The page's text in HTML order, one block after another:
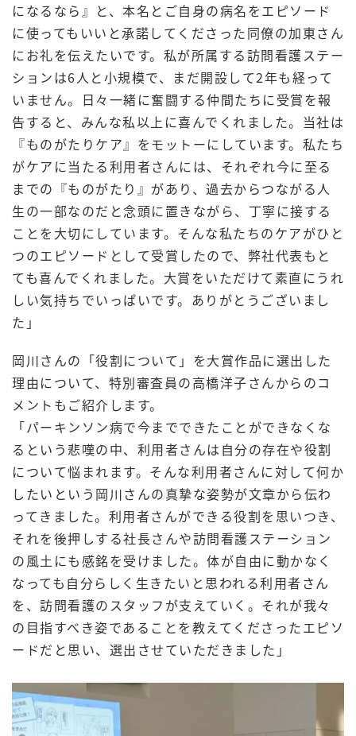
になるなら』と、本名とご自身の病名をエピソード
に使ってもいいと承諾してくださった同僚の加東さん
にお礼を伝えたいです。私が所属する訪問看護ステー
ションは6人と小規模で、まだ開設して2年も経って
いません。日々一緒に奮闘する仲間たちに受賞を報
告すると、みんな私以上に喜んでくれました。当社は
『ものがたりケア』をモットーにしています。私たち
がケアに当たる利用者さんには、それぞれ今に至る
までの『ものがたり』があり、過去からつながる人
生の一部なのだと念頭に置きながら、丁寧に接する
ことを大切にしています。そんな私たちのケアがひと
つのエピソードとして受賞したので、弊社代表もと
ても喜んでくれました。大賞をいただけて素直にうれ
しい気持ちでいっぱいです。ありがとうございまし
た」
岡川さんの「役割について」を大賞作品に選出した
理由について、特別審査員の高橋洋子さんからのコ
メントもご紹介します。
「パーキンソン病で今までできたことができなくな
るという悲嘆の中、利用者さんは自分の存在や役割
について悩まれます。そんな利用者さんに対して何か
したいという岡川さんの真摯な姿勢が文章から伝わ
ってきました。利用者さんができる役割を思いつき、
それを後押しする社長さんや訪問看護ステーション
の風土にも感銘を受けました。体が自由に動かなく
なっても自分らしく生きたいと思われる利用者さん
を、訪問看護のスタッフが支えていく。それが我々
の目指すべき姿であることを教えてくださったエピソ
ードだと思い、選出させていただきました」